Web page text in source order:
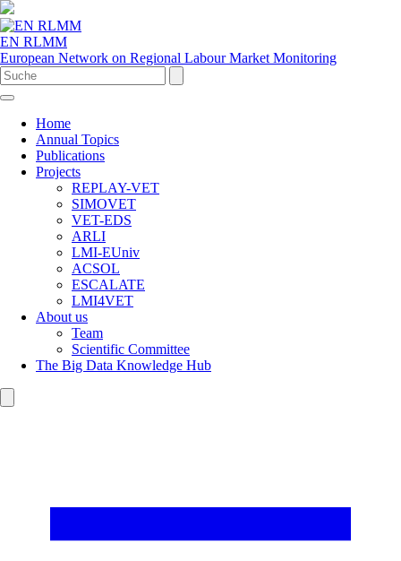
EN RLMM
European Network on Regional Labour Market Monitoring
Home
Annual Topics
Publications
Projects
REPLAY-VET
SIMOVET
VET-EDS
ARLI
LMI-EUniv
ACSOL
ESCALATE
LMI4VET
About us
Team
Scientific Committee
The Big Data Knowledge Hub